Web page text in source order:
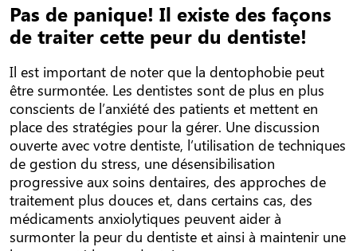
Pas de panique! Il existe des façons
de traiter cette peur du dentiste!
Il est important de noter que la dentophobie peut
être surmontée. Les dentistes sont de plus en plus
conscients de l’anxiété des patients et mettent en
place des stratégies pour la gérer. Une discussion
ouverte avec votre dentiste, l’utilisation de techniques
de gestion du stress, une désensibilisation
progressive aux soins dentaires, des approches de
traitement plus douces et, dans certains cas, des
médicaments anxiolytiques peuvent aider à
surmonter la peur du dentiste et ainsi à maintenir une